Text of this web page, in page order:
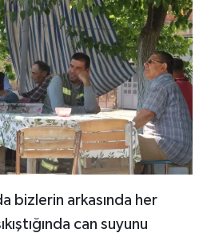
bizlerin arkasında her
can suyunu